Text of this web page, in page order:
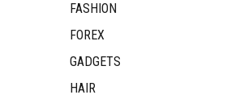
FASHION
FOREX
GADGETS
HAIR